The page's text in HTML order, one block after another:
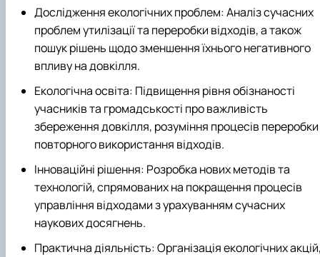
Дослідження екологічних проблем: Аналіз сучасних
проблем утилізації та переробки відходів, а також
пошук рішень щодо зменшення їхнього негативного
впливу на довкілля.
Екологічна освіта: Підвищення рівня обізнаності
учасників та громадськості про важливість
збереження довкілля, розуміння процесів переробки
повторного використання відходів.
Інноваційні рішення: Розробка нових методів та
технологій, спрямованих на покращення процесів
управління відходами з урахуванням сучасних
наукових досягнень.
Практична діяльність: Організація екологічних